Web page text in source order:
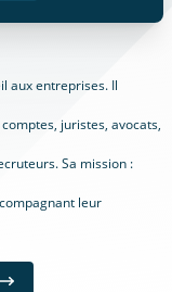
aux entreprises. Il
juristes, avocats,
Sa mission :
leur